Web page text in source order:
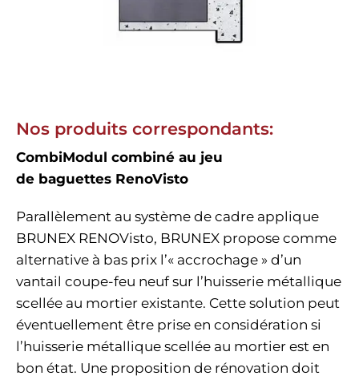
Nos produits correspondants:
CombiModul combiné au jeu
de baguettes RenoVisto
Parallèlement au système de cadre applique
BRUNEX RENOVisto, BRUNEX propose comme
alternative à bas prix l’« accrochage » d’un
vantail coupe-feu neuf sur l’huisserie métallique
scellée au mortier existante. Cette solution peut
éventuellement être prise en considération si
l’huisserie métallique scellée au mortier est en
bon état. Une proposition de rénovation doit